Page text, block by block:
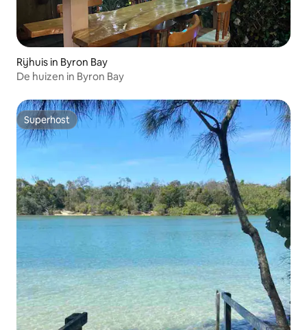
Rijhuis in Byron Bay
De huizen in Byron Bay
Superhost
Superhost